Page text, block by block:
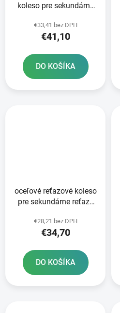
koleso pre sekundárne
Anglicko 50 zubov
€33,41 bez DPH
€41,10
DO KOŠÍKA
oceľové reťazové koleso
pre sekundárne reťaze
zubov
€28,21 bez DPH
€34,70
DO KOŠÍKA